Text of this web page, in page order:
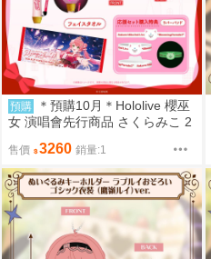
預購
＊預購10月＊Hololive 櫻巫
女 演唱會先行商品 さくらみこ 2
ブグッズ 應援套組 miko (9/5或
售完結單)
售價 3260 銷量:1